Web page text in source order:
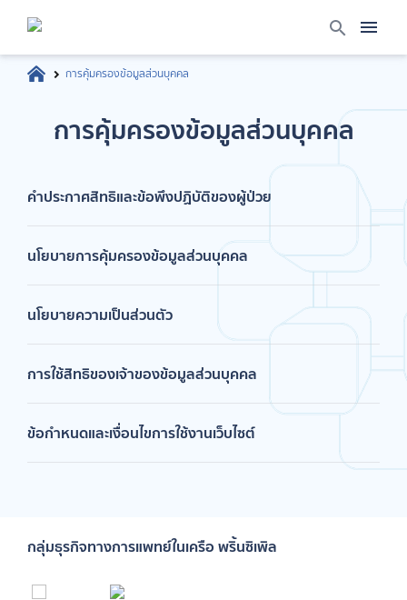
การคุ้มครองข้อมูลส่วนบุคคล
การคุ้มครองข้อมูลส่วนบุคคล
คำประกาศสิทธิและข้อพึงปฏิบัติของผู้ป่วย
นโยบายการคุ้มครองข้อมูลส่วนบุคคล
นโยบายความเป็นส่วนตัว
การใช้สิทธิของเจ้าของข้อมูลส่วนบุคคล
ข้อกำหนดและเงื่อนไขการใช้งานเว็บไซต์
กลุ่มธุรกิจทางการแพทย์ในเครือ พริ้นซิเพิล